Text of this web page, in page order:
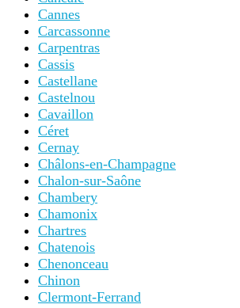
Cannes
Carcassonne
Carpentras
Cassis
Castellane
Castelnou
Cavaillon
Céret
Cernay
Châlons-en-Champagne
Chalon-sur-Saône
Chambery
Chamonix
Chartres
Chatenois
Chenonceau
Chinon
Clermont-Ferrand